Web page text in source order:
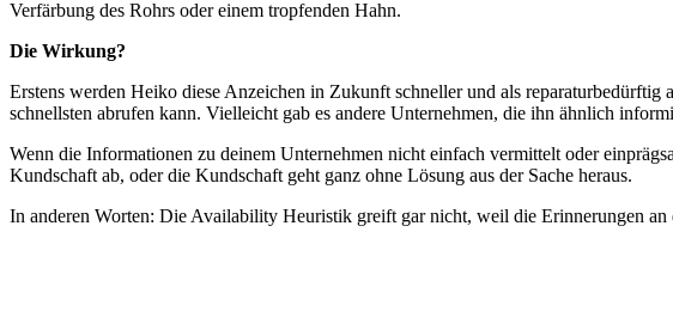
Verfärbung des Rohrs oder einem tropfenden Hahn.
Die Wirkung?
Erstens werden Heiko diese Anzeichen in Zukunft schneller und als
schnellsten abrufen kann. Vielleicht gab es andere Unternehmen, die ihn ähnlich
Wenn die Informationen zu deinem Unternehmen nicht einfach vermittelt oder
Kundschaft ab, oder die Kundschaft geht ganz ohne Lösung aus der Sache heraus.
In anderen Worten: Die Availability Heuristik greift gar nicht, weil die Erinnerungen